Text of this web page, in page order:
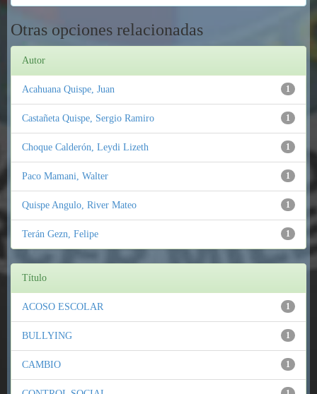
Otras opciones relacionadas
Autor
1
Acahuana Quispe, Juan
1
Castañeta Quispe, Sergio Ramiro
1
Choque Calderón, Leydi Lizeth
1
Paco Mamani, Walter
1
Quispe Angulo, River Mateo
1
Terán Gezn, Felipe
Título
1
ACOSO ESCOLAR
1
BULLYING
1
CAMBIO